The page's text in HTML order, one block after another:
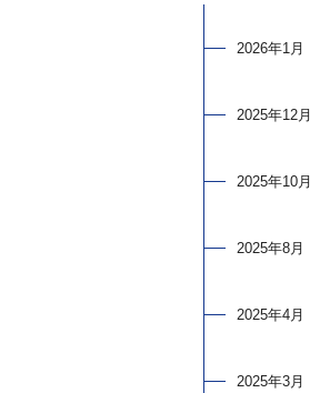
2026年1月
2025年12月
2025年10月
2025年8月
2025年4月
2025年3月